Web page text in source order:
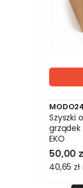
Szyszki
grządek
EKO
50,00
40,65 zł